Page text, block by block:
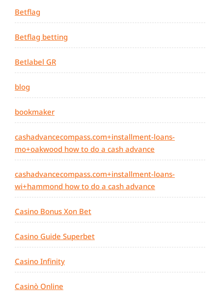
Betflag
Betflag betting
Betlabel GR
blog
bookmaker
cashadvancecompass.com+installment-loans-
mo+oakwood how to do a cash advance
cashadvancecompass.com+installment-loans-
wi+hammond how to do a cash advance
Casino Bonus Xon Bet
Casino Guide Superbet
Casino Infinity
Casinò Online